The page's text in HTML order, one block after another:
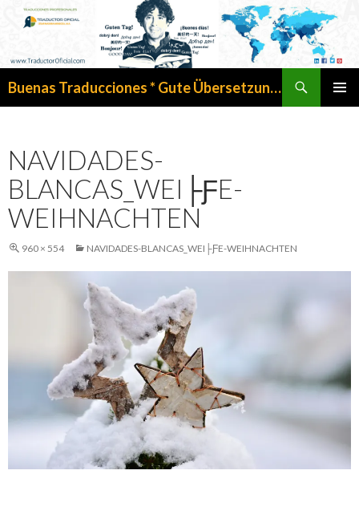
Buenas Traducciones * Gute Übersetzungen
NAVIDADES-
BLANCAS_WEI├ƑE-
WEIHNACHTEN
960 × 554 NAVIDADES-BLANCAS_WEI├ƑE-WEIHNACHTEN